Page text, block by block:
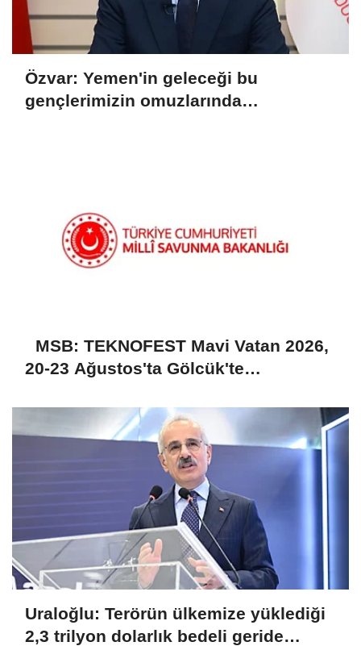
Özvar: Yemen'in geleceği bu
gençlerimizin omuzlarında
MSB: TEKNOFEST Mavi Vatan 2026,
20-23 Ağustos'ta Gölcük'te
Uraloğlu: Terörün ülkemize yüklediği
2,3 trilyon dolarlık bedeli geride